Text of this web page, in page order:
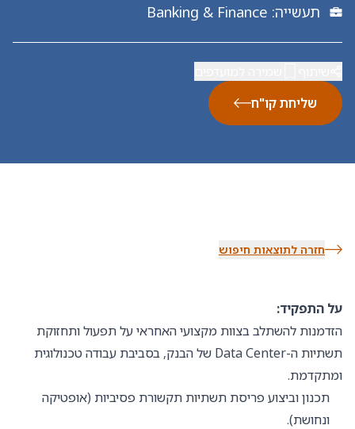
תעשייה:
Banking & Finance
שליחת קו"ח
חזרה לתוצאות חיפוש
על התפקיד:
הזדמנות להשתלב בצוות מקצועי האחראי על תפעול ותחזוקת
תשתיות ה-Data Center של הבנק, בסביבת עבודה טכנולוגית
ומתקדמת.
תכנון וביצוע פריסת תשתיות תקשורת פסיביות (אופטיקה
ונחושת).